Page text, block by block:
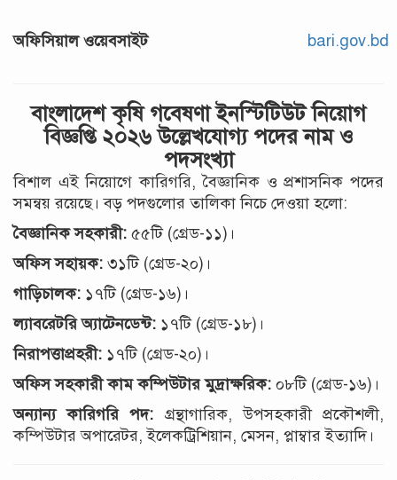
অফিসিয়াল ওয়েবসাইট bari.gov.bd
বাংলাদেশ কৃষি গবেষণা ইনস্টিটিউট নিয়োগ
বিজ্ঞপ্তি ২০২৬ উল্লেখযোগ্য পদের নাম ও
পদসংখ্যা
বিশাল এই নিয়োগে কারিগরি, বৈজ্ঞানিক ও প্রশাসনিক পদের
সমন্বয় রয়েছে। বড় পদগুলোর তালিকা নিচে দেওয়া হলো:
বৈজ্ঞানিক সহকারী: ৫৫টি (গ্রেড-১১)।
অফিস সহায়ক: ৩১টি (গ্রেড-২০)।
গাড়িচালক: ১৭টি (গ্রেড-১৬)।
ল্যাবরেটরি অ্যাটেনডেন্ট: ১৭টি (গ্রেড-১৮)।
নিরাপত্তাপ্রহরী: ১৭টি (গ্রেড-২০)।
অফিস সহকারী কাম কম্পিউটার মুদ্রাক্ষরিক: ০৮টি (গ্রেড-১৬)।
অন্যান্য কারিগরি পদ: গ্রন্থাগারিক, উপসহকারী প্রকৌশলী,
কম্পিউটার অপারেটর, ইলেকট্রিশিয়ান, মেসন, প্লাম্বার ইত্যাদি।